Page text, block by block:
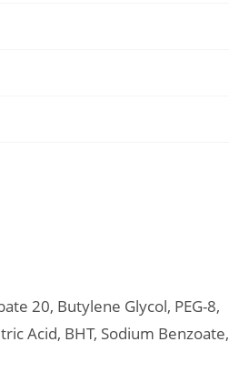
20, Butylene Glycol, PEG-8,
Acid, BHT, Sodium Benzoate,